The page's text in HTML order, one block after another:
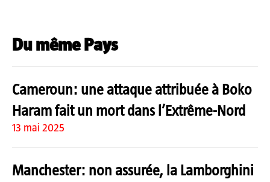
Du même Pays
Cameroun: une attaque attribuée à Boko
Haram fait un mort dans l’Extrême-Nord
13 mai 2025
Manchester: non assurée, la Lamborghini